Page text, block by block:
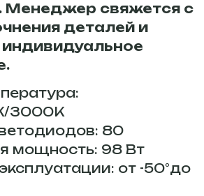
Менеджер свяжется с
деталей и
3000К
80
мощность: 98 Вт
от -50°до